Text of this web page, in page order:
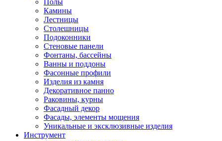
Полы
Камины
Лестницы
Столешницы
Подоконники
Стеновые панели
Фонтаны, бассейны
Ванны и поддоны
Фасонные профили
Изделия из камня
Декоративное панно
Раковины, курны
Фасадный декор
Фасады, элементы мощения
Уникальные и эксклюзивные изделия
Инструмент